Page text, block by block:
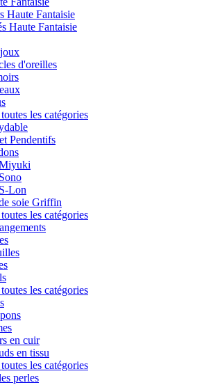
Haute Fantaisie
Haute Fantaisie
d'oreilles
les catégories
Pendentifs
Lon
soie Griffin
les catégories
les catégories
en cuir
en tissu
les catégories
perles